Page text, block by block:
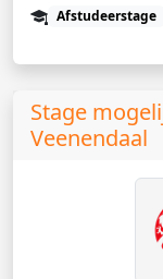
Afstudeerstage
Stage
Veenendaal